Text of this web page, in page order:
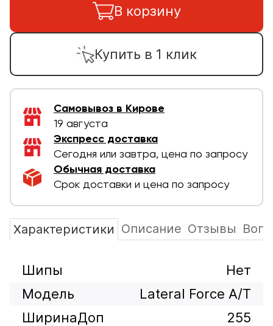
В корзину
Купить в 1 клик
Самовывоз в Кирове
19 августа
Экспресс доставка
Сегодня или завтра, цена по запросу
Обычная доставка
Срок доставки и цена по запросу
Характеристики Описание Отзывы
Шипы
Нет
Модель
Lateral Force A/T
ШиринаДоп
255